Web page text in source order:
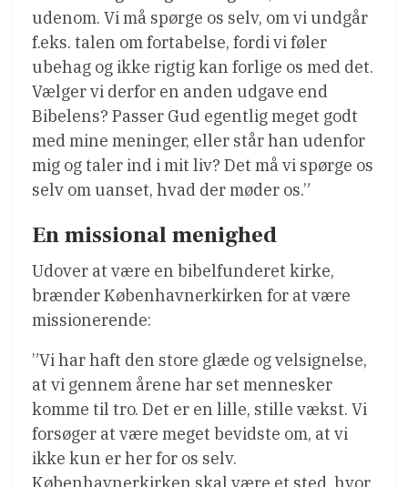
udenom. Vi må spørge os selv, om vi undgår
f.eks. talen om fortabelse, fordi vi føler
ubehag og ikke rigtig kan forlige os med det.
Vælger vi derfor en anden udgave end
Bibelens? Passer Gud egentlig meget godt
med mine meninger, eller står han udenfor
mig og taler ind i mit liv? Det må vi spørge os
selv om uanset, hvad der møder os.”
En missional menighed
Udover at være en bibelfunderet kirke,
brænder Københavnerkirken for at være
missionerende:
”Vi har haft den store glæde og velsignelse,
at vi gennem årene har set mennesker
komme til tro. Det er en lille, stille vækst. Vi
forsøger at være meget bevidste om, at vi
ikke kun er her for os selv.